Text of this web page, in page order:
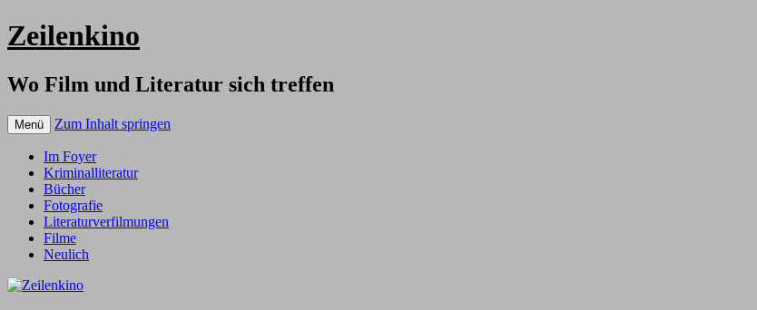
Zeilenkino
Wo Film und Literatur sich treffen
Menü Zum Inhalt springen
Im Foyer
Kriminalliteratur
Bücher
Fotografie
Literaturverfilmungen
Filme
Neulich